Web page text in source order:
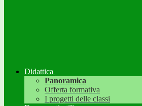
Didattica
Panoramica
Offerta formativa
I progetti delle classi